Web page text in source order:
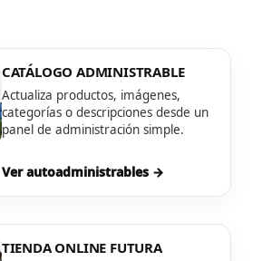
CATÁLOGO ADMINISTRABLE
Actualiza productos, imágenes,
categorías o descripciones desde un
panel de administración simple.
Ver autoadministrables →
TIENDA ONLINE FUTURA